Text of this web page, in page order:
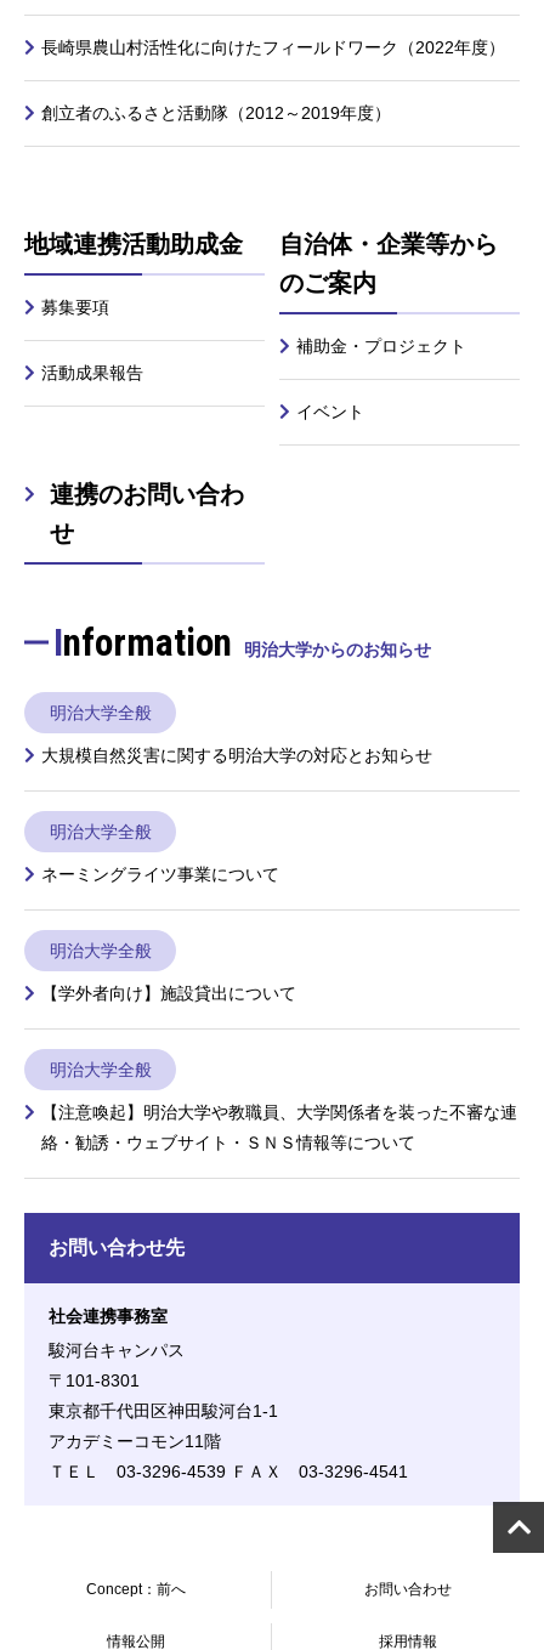
長崎県農山村活性化に向けたフィールドワーク（2022年度）
創立者のふるさと活動隊（2012～2019年度）
地域連携活動助成金
募集要項
活動成果報告
自治体・企業等から
のご案内
補助金・プロジェクト
イベント
連携のお問い合わ
せ
Information 明治大学からのお知らせ
明治大学全般
大規模自然災害に関する明治大学の対応とお知らせ
明治大学全般
ネーミングライツ事業について
明治大学全般
【学外者向け】施設貸出について
明治大学全般
【注意喚起】明治大学や教職員、大学関係者を装った不審な連
絡・勧誘・ウェブサイト・ＳＮＳ情報等について
お問い合わせ先
社会連携事務室
駿河台キャンパス
〒101-8301
東京都千代田区神田駿河台1-1
アカデミーコモン11階
ＴＥＬ 03-3296-4539 ＦＡＸ 03-3296-4541
Concept：前へ お問い合わせ
情報公開 採用情報